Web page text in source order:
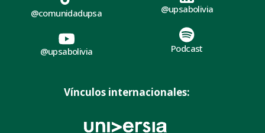
@comunidadupsa
@upsabolivia
@upsabolivia
Podcast
Vínculos internacionales: